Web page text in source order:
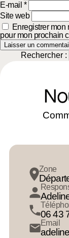
E-mail *
Site web
Enregistrer mon
pour mon prochain
Rechercher :
Zone
06 43
Email